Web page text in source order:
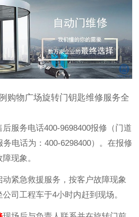
购物广场旋转门钥匙维修服务全
后服务电话400-9698400报修（门道
务电话为： 400-6298400）。在报修
现象。
紧急救援服务，按客户故障现象
公司工程车于4小时内赶到现场。